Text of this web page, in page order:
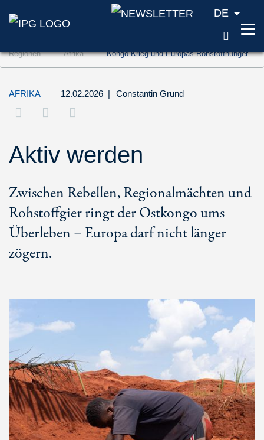
Zum Inhalt springen (Accesskey '1')
Zur Suche springen (Accesskey '2')
Zur Navigation springen (Accesskey '3')
DE
Regionen Afrika Kongo-Krieg und Europas Rohstoffhunger
AFRIKA 12.02.2026 | Constantin Grund
Aktiv werden
Zwischen Rebellen, Regionalmächten und
Rohstoffgier ringt der Ostkongo ums
Überleben – Europa darf nicht länger
zögern.